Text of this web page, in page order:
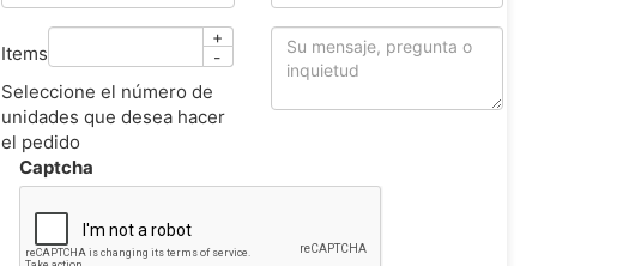
Items
+
-
Seleccione el número de
unidades que desea hacer
el pedido
Captcha